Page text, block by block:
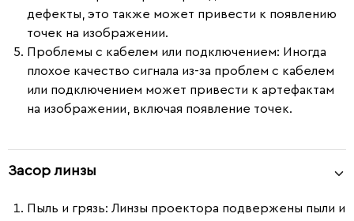
дефекты, это также может привести к появлению
точек на изображении.
Проблемы с кабелем или подключением: Иногда
плохое качество сигнала из-за проблем с кабелем
или подключением может привести к артефактам
на изображении, включая появление точек.
Засор линзы
Пыль и грязь: Линзы проектора подвержены пыли и